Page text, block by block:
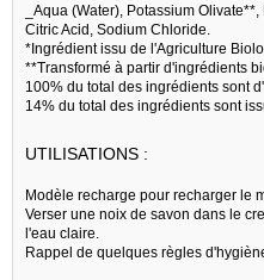
_Aqua (Water), Potassium
Citric Acid, Sodium Chloride.
*Ingrédient issu de l'Agriculture
**Transformé à partir d'ingrédients
100% du total des ingrédients sont
14% du total des ingrédients sont
UTILISATIONS :
Modèle recharge pour recharger le
Verser une noix de savon dans le
l'eau claire.
Rappel de quelques règles